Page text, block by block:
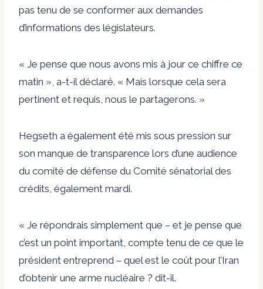
pas tenu de se conformer aux demandes
d’informations des législateurs.
« Je pense que nous avons mis à jour ce chiffre ce
matin », a-t-il déclaré. « Mais lorsque cela sera
pertinent et requis, nous le partagerons. »
Hegseth a également été mis sous pression sur
son manque de transparence lors d’une audience
du comité de défense du Comité sénatorial des
crédits, également mardi.
« Je répondrais simplement que – et je pense que
c’est un point important, compte tenu de ce que le
président entreprend – quel est le coût pour l’Iran
d’obtenir une arme nucléaire ? dit-il.